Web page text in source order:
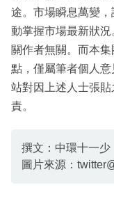
途。市場瞬息萬變
動掌握市場最新狀
關作者無關。而本
點，僅屬筆者個人
站對因上述人士張
責。
撰文：中環十一少
圖片來源：